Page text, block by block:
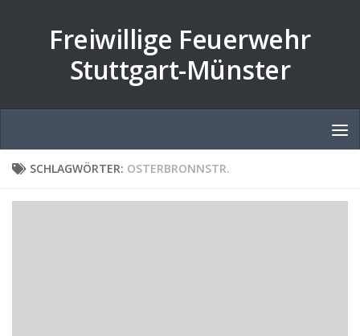
Freiwillige Feuerwehr
Stuttgart-Münster
SCHLAGWÖRTER: OSTERBRONNSTR.